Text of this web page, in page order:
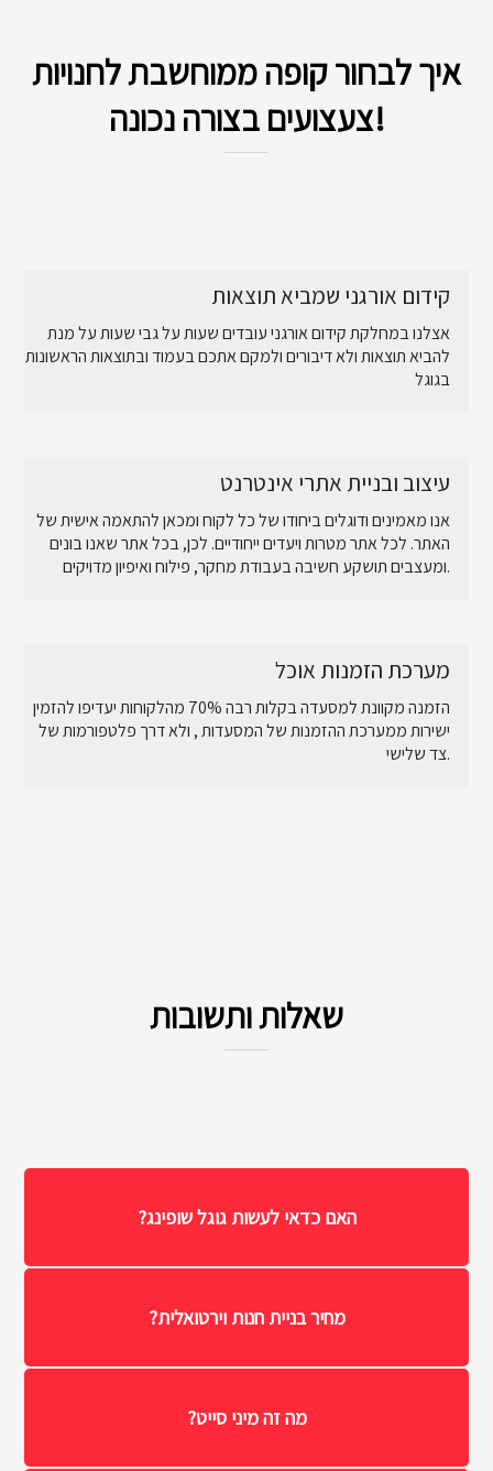
איך לבחור קופה ממוחשבת לחנויות
צעצועים בצורה נכונה!
קידום אורגני שמביא תוצאות
אצלנו במחלקת קידום אורגני עובדים שעות על גבי שעות על מנת
להביא תוצאות ולא דיבורים ולמקם אתכם בעמוד ובתוצאות הראשונות
בגוגל
עיצוב ובניית אתרי אינטרנט
אנו מאמינים ודוגלים ביחודו של כל לקוח ומכאן להתאמה אישית של
האתר. לכל אתר מטרות ויעדים ייחודיים. לכן, בכל אתר שאנו בונים
ומעצבים תושקע חשיבה בעבודת מחקר, פילוח ואיפיון מדויקים.
מערכת הזמנות אוכל
הזמנה מקוונת למסעדה בקלות רבה 70% מהלקוחות יעדיפו להזמין
ישירות ממערכת ההזמנות של המסעדות , ולא דרך פלטפורמות של
צד שלישי.
שאלות ותשובות
האם כדאי לעשות גוגל שופינג?
מחיר בניית חנות וירטואלית?
מה זה מיני סייט?